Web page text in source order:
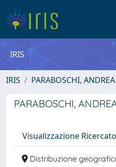
IRIS
IRIS PARABOSCHI, ANDREA
PARABOSCHI,
Visualizzazione
Distribuzione